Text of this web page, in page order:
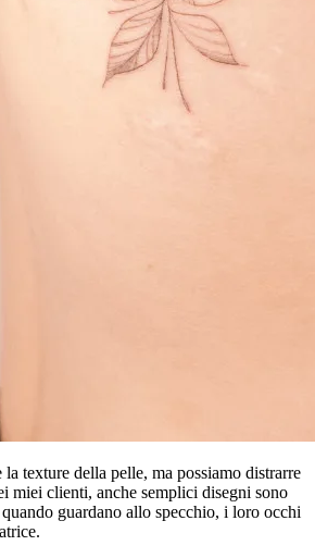
texture della pelle, ma possiamo distrarre
miei clienti, anche semplici disegni sono
guardano allo specchio, i loro occhi